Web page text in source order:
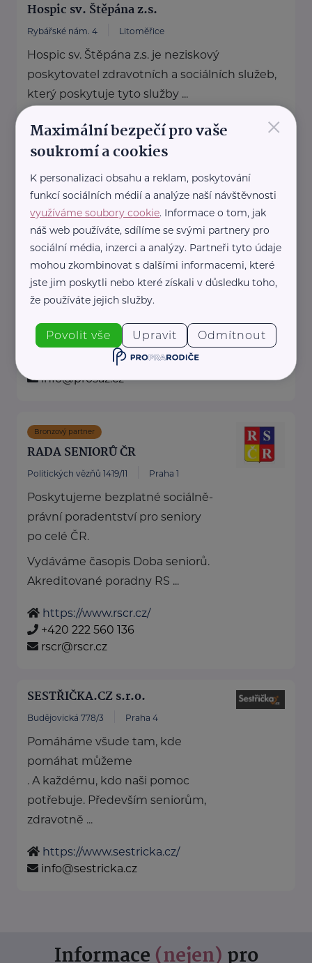
Hospic sv. Štěpána z.s.
Rybářské nám. 4 Litoměřice
Hospic sv. Štěpána z.s. je neziskový
poskytovatel zdravotních a sociálních služeb,
který poskytuje tyto služby ...
www.hospiclitomerice.cz
+420 416 733 185
info@hospiclitomerice.cz
PROSAZ, z.ú.
Kodymova 2526 Praha 5
PROSAZ, z.ú. je poskytovatelem osobní
pohotovostní pečovatelské služby, domácí
www.prosaz.cz
+420 777 701 805
info@prosaz.cz
Bronzový partner
RADA SENIORŮ ČR
Politických vězňů 1419/11 Praha 1
Poskytujeme bezplatné sociálně-
právní poradentství pro seniory
po celé ČR.
Vydáváme časopis Doba seniorů.
Akreditované poradny RS ...
https://www.rscr.cz/
+420 222 560 136
rscr@rscr.cz
SESTŘIČKA.CZ s.r.o.
Budějovická 778/3 Praha 4
Pomáháme všude tam, kde
pomáhat můžeme
. A každému, kdo naši pomoc
potřebuje. Především seniorům,
zdravotně ...
https://www.sestricka.cz/
info@sestricka.cz
×
Maximální bezpečí pro vaše
soukromí a cookies
K personalizaci obsahu a reklam, poskytování
funkcí sociálních médií a analýze naší návštěvnosti
využíváme soubory cookie. Informace o tom, jak
náš web používáte, sdílíme se svými partnery pro
sociální média, inzerci a analýzy. Partneři tyto údaje
mohou zkombinovat s dalšími informacemi, které
jste jim poskytli nebo které získali v důsledku toho,
že používáte jejich služby.
Povolit vše Upravit Odmítnout